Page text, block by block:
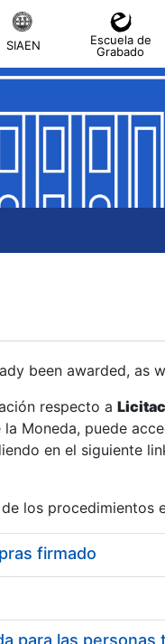
SIAEN
Escuela de
Grabado
been awarded, as
respecto a
Moneda, puede
en el siguiente
los procedimientos
firmado